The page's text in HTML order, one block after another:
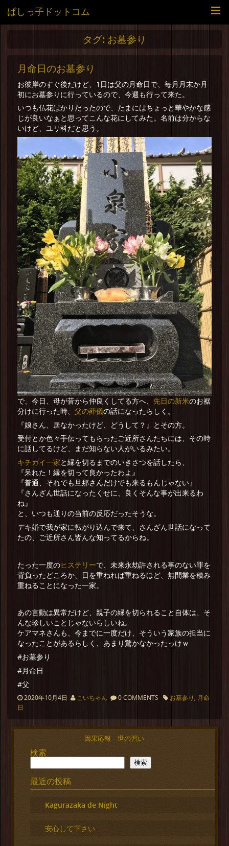
ばしっ子ドットコム
タグ: お墓参り
月命日のお墓参り
お彼岸のすぐ後だけど、1日は父の月命日で、毎月月末か月
初にお墓参りに行っているので、今週も行って来た。
いつも仏花ばかりだったので、たまにはちょっと華やかな感
じが良いなぁと思ってこんな花にしてみた。名前は分からな
いけど、ユリ科だと思う。
で、今日、母が昔から仲良くしてる方へ、 先日の新米のお裾
分けに行った時、 父の葬儀の話になったらしく。
『娘さん、居なかったけど、どうして？』とその方。
受付とか色々手伝ってもらったご近所さんたちには、その時
に話してるけど、まだ知らない人がいるみたい。
キチガイ一家と縁を切るまでのいきさつを話したら、
『呆れた！縁を切って良かったわよ』
『普通、それでも旦那さんだけでも来るもんじゃない』
『さんざん世話になったくせに、良くそんな事が出来るわ
ね』
と、いつも通りの当前の反応だったそうな。
デキ婚で我が家に転がり込んで来て、さんざん世話になって
たの、ご近所さん皆んな知ってるからね。
たった一度のヒステリーで、未来永劫許される事のない罪を
背負ったどころか、日を重ねれば重ねるほど、無間業を積み
重ねることになった一家。
あの言動は異常だけど、親子の縁を切られること自体は、そ
んな珍しいことじゃないらしいね。
ケアマネさんも、今までに一度だけ、そういう家族の担当に
なったことがあるらしく、あまり驚かなかったっけｗ
#お墓参り
#月命日
#父
2020年10月4日 こいちゃん 0 COMMENTS お墓参り , 月命
日
因果応報 世の習い
検索
検索
最近の投稿
Kagurazaka de Night
安心して下さい